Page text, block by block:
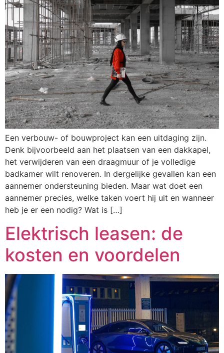
Een verbouw- of bouwproject kan een uitdaging zijn.
Denk bijvoorbeeld aan het plaatsen van een dakkapel,
het verwijderen van een draagmuur of je volledige
badkamer wilt renoveren. In dergelijke gevallen kan een
aannemer ondersteuning bieden. Maar wat doet een
aannemer precies, welke taken voert hij uit en wanneer
heb je er een nodig? Wat is […]
Elektrisch leasen: de
kosten en voordelen